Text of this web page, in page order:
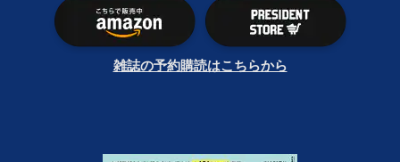
雑誌の予約購読はこちらから